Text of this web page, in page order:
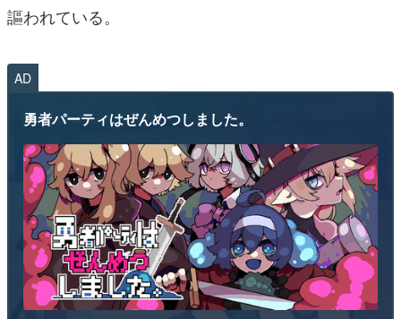
謳われている。
AD
勇者パーティはぜんめつしました。